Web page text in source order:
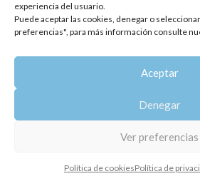
experiencia del usuario.
Puede aceptar las cookies, denegar o
preferencias", para más información consulte
Aceptar
Denegar
Ver preferencias
Política de cookiesPolítica de
Política de privacidad | Aviso legal |